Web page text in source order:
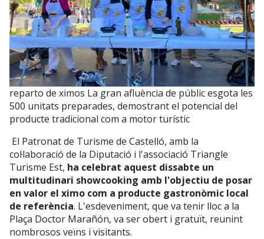
reparto de ximos La gran afluència de públic esgota les
500 unitats preparades, demostrant el potencial del
producte tradicional com a motor turístic
El Patronat de Turisme de Castelló, amb la
col·laboració de la Diputació i l'associació Triangle
Turisme Est, ha celebrat aquest dissabte un
multitudinari showcooking amb l'objectiu de posar
en valor el ximo com a producte gastronòmic local
de referència. L'esdeveniment, que va tenir lloc a la
Plaça Doctor Marañón, va ser obert i gratuït, reunint
nombrosos veïns i visitants.